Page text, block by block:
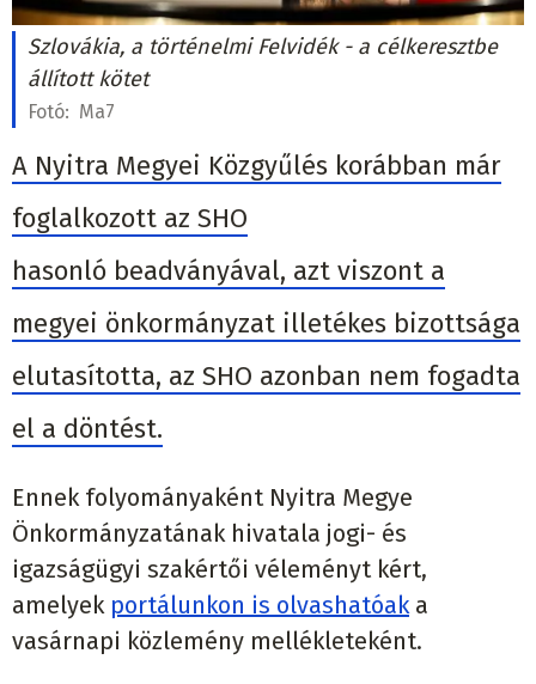
Szlovákia, a történelmi Felvidék - a célkeresztbe
állított kötet
Fotó: Ma7
A Nyitra Megyei Közgyűlés korábban már
foglalkozott az SHO
hasonló beadványával, azt viszont a
megyei önkormányzat illetékes bizottsága
elutasította, az SHO azonban nem fogadta
el a döntést.
Ennek folyományaként Nyitra Megye
Önkormányzatának hivatala jogi- és
igazságügyi szakértői véleményt kért,
amelyek portálunkon is olvashatóaka
vasárnapi közlemény mellékleteként.